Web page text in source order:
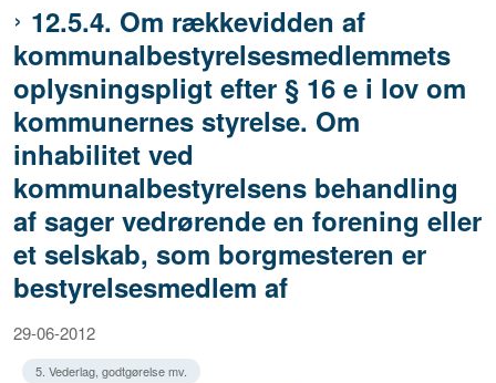
12.5.4. Om rækkevidden af
kommunalbestyrelsesmedlemmets
oplysningspligt efter § 16 e i lov om
kommunernes styrelse. Om
inhabilitet ved
kommunalbestyrelsens behandling
af sager vedrørende en forening eller
et selskab, som borgmesteren er
bestyrelsesmedlem af
29-06-2012
5. Vederlag, godtgørelse mv.